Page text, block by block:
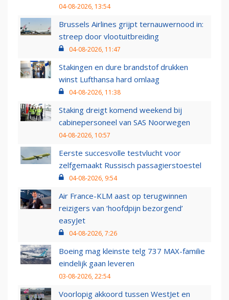
04-08-2026, 13:54
Brussels Airlines grijpt ternauwernood in:
streep door vlootuitbreiding
04-08-2026, 11:47
Stakingen en dure brandstof drukken
winst Lufthansa hard omlaag
04-08-2026, 11:38
Staking dreigt komend weekend bij
cabinepersoneel van SAS Noorwegen
04-08-2026, 10:57
Eerste succesvolle testvlucht voor
zelfgemaakt Russisch passagierstoestel
04-08-2026, 9:54
Air France-KLM aast op terugwinnen
reizigers van ‘hoofdpijn bezorgend’
easyJet
04-08-2026, 7:26
Boeing mag kleinste telg 737 MAX-familie
eindelijk gaan leveren
03-08-2026, 22:54
Voorlopig akkoord tussen WestJet en